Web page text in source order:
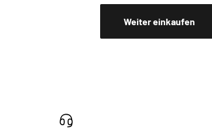
Weiter einkaufen